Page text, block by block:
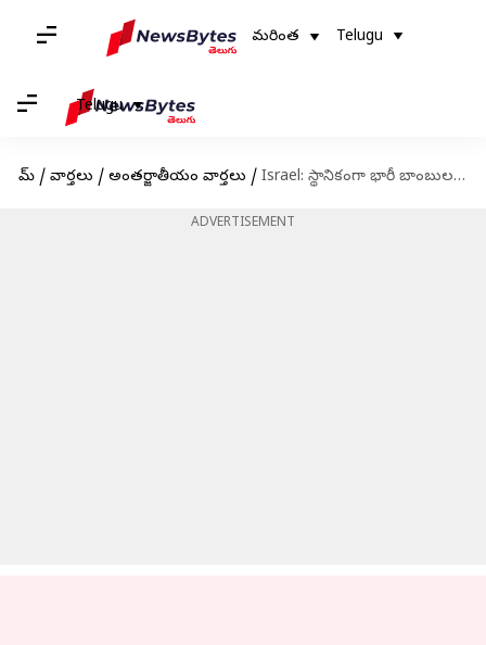
మరింత Telugu
Telugu
హోమ్ / వార్తలు / అంతర్జాతీయం వార్తలు / Israel: స్థానికంగా భారీ బాంబుల తయారీకి ఇజ్రాయెల్‌ సిద్ధం!
ADVERTISEMENT